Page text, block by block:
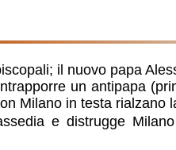
il nuovo papa
un antipapa
Milano in testa rialzano